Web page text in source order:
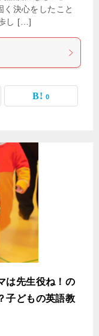
く決心をしたこと
し […]
0
は先生役ね！の
子どもの英語教